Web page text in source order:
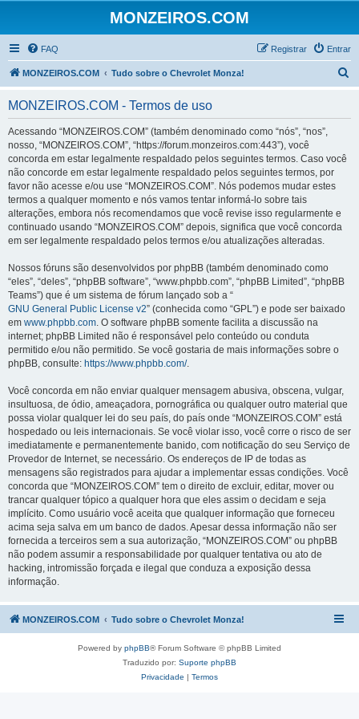
MONZEIROS.COM
FAQ Entrar
Registrar
MONZEIROS.COM Tudo sobre o Chevrolet Monza!
MONZEIROS.COM - Termos de uso
Acessando “MONZEIROS.COM” (também denominado como “nós”, “nos”,
nosso, “MONZEIROS.COM”, “https://forum.monzeiros.com:443”), você
concorda em estar legalmente respaldado pelos seguintes termos. Caso você
não concorde em estar legalmente respaldado pelos seguintes termos, por
favor não acesse e/ou use “MONZEIROS.COM”. Nós podemos mudar estes
termos a qualquer momento e nós vamos tentar informá-lo sobre tais
alterações, embora nós recomendamos que você revise isso regularmente e
continuado usando “MONZEIROS.COM” depois, significa que você concorda
em ser legalmente respaldado pelos termos e/ou atualizações alteradas.
Nossos fóruns são desenvolvidos por phpBB (também denominado como
“eles”, “deles”, “phpBB software”, “www.phpbb.com”, “phpBB Limited”, “phpBB
Teams”) que é um sistema de fórum lançado sob a “
GNU General Public License v2” (conhecida como “GPL”) e pode ser baixado
em www.phpbb.com. O software phpBB somente facilita a discussão na
internet; phpBB Limited não é responsável pelo conteúdo ou conduta
permitido e/ou não permitido. Se você gostaria de mais informações sobre o
phpBB, consulte: https://www.phpbb.com/.
Você concorda em não enviar qualquer mensagem abusiva, obscena, vulgar,
insultuosa, de ódio, ameaçadora, pornográfica ou qualquer outro material que
possa violar qualquer lei do seu país, do país onde “MONZEIROS.COM” está
hospedado ou leis internacionais. Se você violar isso, você corre o risco de ser
imediatamente e permanentemente banido, com notificação do seu Serviço de
Provedor de Internet, se necessário. Os endereços de IP de todas as
mensagens são registrados para ajudar a implementar essas condições. Você
concorda que “MONZEIROS.COM” tem o direito de excluir, editar, mover ou
trancar qualquer tópico a qualquer hora que eles assim o decidam e seja
implícito. Como usuário você aceita que qualquer informação que forneceu
acima seja salva em um banco de dados. Apesar dessa informação não ser
fornecida a terceiros sem a sua autorização, “MONZEIROS.COM” ou phpBB
não podem assumir a responsabilidade por qualquer tentativa ou ato de
hacking, intromissão forçada e ilegal que conduza a exposição dessa
informação.
MONZEIROS.COM Tudo sobre o Chevrolet Monza!
Powered by phpBB® Forum Software © phpBB Limited
Traduzido por: Suporte phpBB
Privacidade | Termos